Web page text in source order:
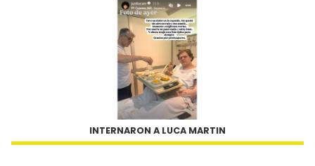
INTERNARON A LUCA MARTIN